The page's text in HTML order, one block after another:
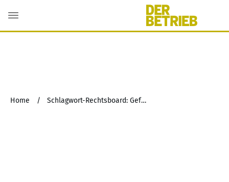
Home / Schlagwort-Rechtsboard: Gefährdungsbeurteilung